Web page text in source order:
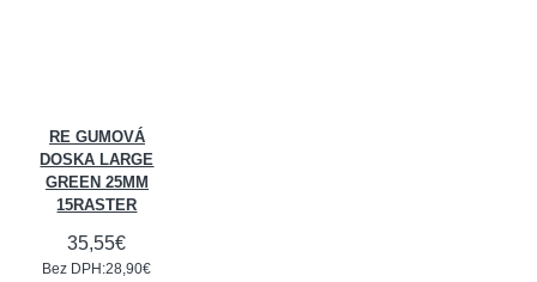
RE GUMOVÁ
DOSKA LARGE
GREEN 25MM
15RASTER
35,55€
Bez DPH:28,90€